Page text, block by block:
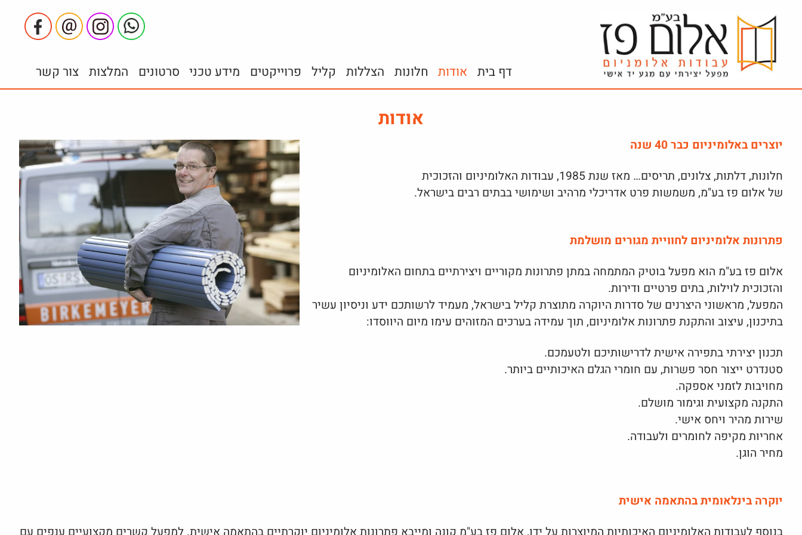
עבור
לתוכן
דף בית אודות חלונות הצללות קליל פרוייקטים מידע טכני סרטונים המלצות צור קשר
אודות
יוצרים באלומיניום כבר 40 שנה
חלונות, דלתות, צלונים, תריסים… מאז שנת 1985, עבודות האלומיניום והזכוכית
של אלום פז בע"מ, משמשות פרט אדריכלי מרהיב ושימושי בבתים רבים בישראל.
פתרונות אלומיניום לחוויית מגורים מושלמת
אלום פז בע"מ הוא מפעל בוטיק המתמחה במתן פתרונות מקוריים ויצירתיים בתחום האלומיניום
והזכוכית לוילות, בתים פרטיים ודירות.
המפעל, מראשוני היצרנים של סדרות היוקרה מתוצרת קליל בישראל, מעמיד לרשותכם ידע וניסיון עשיר
בתיכנון, עיצוב והתקנת פתרונות אלומיניום, תוך עמידה בערכים המזוהים עימו מיום היווסדו:
תכנון יצירתי בתפירה אישית לדרישותיכם ולטעמכם.
סטנדרט ייצור חסר פשרות, עם חומרי הגלם האיכותיים ביותר.
מחויבות לזמני אספקה.
התקנה מקצועית וגימור מושלם.
שירות מהיר ויחס אישי.
אחריות מקיפה לחומרים ולעבודה.
מחיר הוגן.
יוקרה בינלאומית בהתאמה אישית